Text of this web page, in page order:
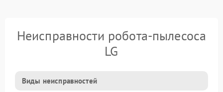
Неисправности робота-пылесоса
LG
Виды неисправностей